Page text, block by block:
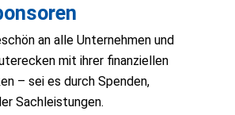
an alle Unternehmen und
mit ihrer finanziellen
– sei es durch Spenden,
Sachleistungen.